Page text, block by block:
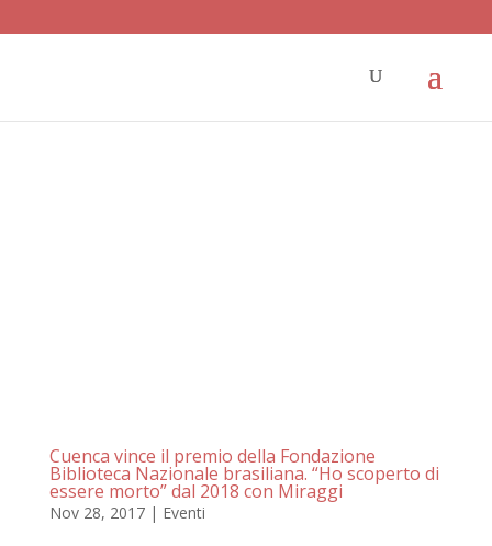
Cuenca vince il premio della Fondazione
Biblioteca Nazionale brasiliana. “Ho scoperto di
essere morto” dal 2018 con Miraggi
Nov 28, 2017| Eventi